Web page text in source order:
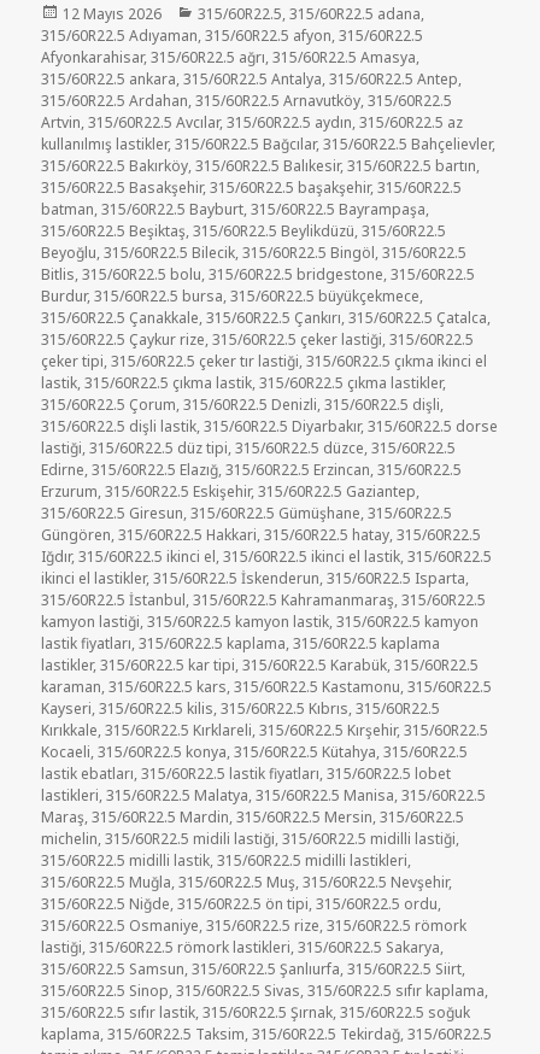
Yayın
tarihi
12 Mayıs 2026 Kategoriler
315/60R22.5 ,315/60R22.5 adana
315/60R22.5 Adıyaman ,315/60R22.5 afyon ,315/60R22.5
Afyonkarahisar,315/60R22.5 ağrı ,315/60R22.5 Amasya
315/60R22.5 ankara ,315/60R22.5 Antalya ,315/60R22.5 Antep
315/60R22.5 Ardahan ,315/60R22.5 Arnavutköy ,315/60R22.5
Artvin ,315/60R22.5 Avcılar,315/60R22.5 aydın ,315/60R22.5 az
kullanılmış lastikler,315/60R22.5 Bağcılar,315/60R22.5 Bahçelievler,
315/60R22.5 Bakırköy ,315/60R22.5 Balıkesir,315/60R22.5 bartın
315/60R22.5 Basakşehir,315/60R22.5 başakşehir,315/60R22.5
batman ,315/60R22.5 Bayburt ,315/60R22.5 Bayrampaşa
315/60R22.5 Beşiktaş ,315/60R22.5 Beylikdüzü ,315/60R22.5
Beyoğlu ,315/60R22.5 Bilecik ,315/60R22.5 Bingöl ,315/60R22.5
Bitlis ,315/60R22.5 bolu ,315/60R22.5 bridgestone ,315/60R22.5
Burdur,315/60R22.5 bursa ,315/60R22.5 büyükçekmece
315/60R22.5 Çanakkale ,315/60R22.5 Çankırı ,315/60R22.5 Çatalca
315/60R22.5 Çaykur rize ,315/60R22.5 çeker lastiği ,315/60R22.5
çeker tipi ,315/60R22.5 çeker tır lastiği ,315/60R22.5 çıkma ikinci el
lastik ,315/60R22.5 çıkma lastik ,315/60R22.5 çıkma lastikler,
315/60R22.5 Çorum ,315/60R22.5 Denizli ,315/60R22.5 dişli
315/60R22.5 dişli lastik ,315/60R22.5 Diyarbakır,315/60R22.5 dorse
lastiği ,315/60R22.5 düz tipi ,315/60R22.5 düzce ,315/60R22.5
Edirne ,315/60R22.5 Elazığ ,315/60R22.5 Erzincan ,315/60R22.5
Erzurum ,315/60R22.5 Eskişehir,315/60R22.5 Gaziantep
315/60R22.5 Giresun ,315/60R22.5 Gümüşhane ,315/60R22.5
Güngören ,315/60R22.5 Hakkari ,315/60R22.5 hatay ,315/60R22.5
Iğdır,315/60R22.5 ikinci el ,315/60R22.5 ikinci el lastik ,315/60R22.5
ikinci el lastikler,315/60R22.5 İskenderun ,315/60R22.5 Isparta
315/60R22.5 İstanbul ,315/60R22.5 Kahramanmaraş ,315/60R22.5
kamyon lastiği ,315/60R22.5 kamyon lastik ,315/60R22.5 kamyon
lastik fiyatları ,315/60R22.5 kaplama ,315/60R22.5 kaplama
lastikler,315/60R22.5 kar tipi ,315/60R22.5 Karabük ,315/60R22.5
karaman ,315/60R22.5 kars ,315/60R22.5 Kastamonu ,315/60R22.5
Kayseri ,315/60R22.5 kilis ,315/60R22.5 Kıbrıs ,315/60R22.5
Kırıkkale ,315/60R22.5 Kırklareli ,315/60R22.5 Kırşehir,315/60R22.5
Kocaeli ,315/60R22.5 konya ,315/60R22.5 Kütahya ,315/60R22.5
lastik ebatları ,315/60R22.5 lastik fiyatları ,315/60R22.5 lobet
lastikleri ,315/60R22.5 Malatya ,315/60R22.5 Manisa ,315/60R22.5
Maraş ,315/60R22.5 Mardin ,315/60R22.5 Mersin ,315/60R22.5
michelin ,315/60R22.5 midili lastiği ,315/60R22.5 midilli lastiği
315/60R22.5 midilli lastik ,315/60R22.5 midilli lastikleri
315/60R22.5 Muğla ,315/60R22.5 Muş ,315/60R22.5 Nevşehir,
315/60R22.5 Niğde ,315/60R22.5 ön tipi ,315/60R22.5 ordu
315/60R22.5 Osmaniye ,315/60R22.5 rize ,315/60R22.5 römork
lastiği ,315/60R22.5 römork lastikleri ,315/60R22.5 Sakarya
315/60R22.5 Samsun ,315/60R22.5 Şanlıurfa ,315/60R22.5 Siirt
315/60R22.5 Sinop ,315/60R22.5 Sivas ,315/60R22.5 sıfır kaplama
315/60R22.5 sıfır lastik ,315/60R22.5 Şırnak ,315/60R22.5 soğuk
kaplama ,315/60R22.5 Taksim ,315/60R22.5 Tekirdağ ,315/60R22.5